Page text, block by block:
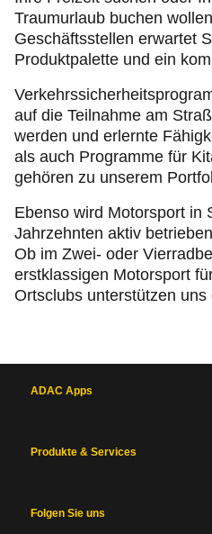
Traumurlaub buchen
Geschäftsstellen erwartet
Produktpalette und ein
auf die Teilnahme am
werden und erlernte
als auch Programme für
gehören zu unserem
Ebenso wird Motorsport in
Jahrzehnten aktiv
Ob im Zwei- oder
erstklassigen Motorsport
Ortsclubs unterstützen
ADAC Apps
Produkte & Services
Folgen Sie uns